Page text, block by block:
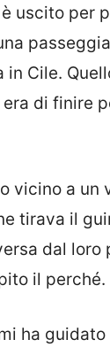
uscito per
in Cile.
di finire
vicino a un
tirava il
dal loro
il perché.
ha